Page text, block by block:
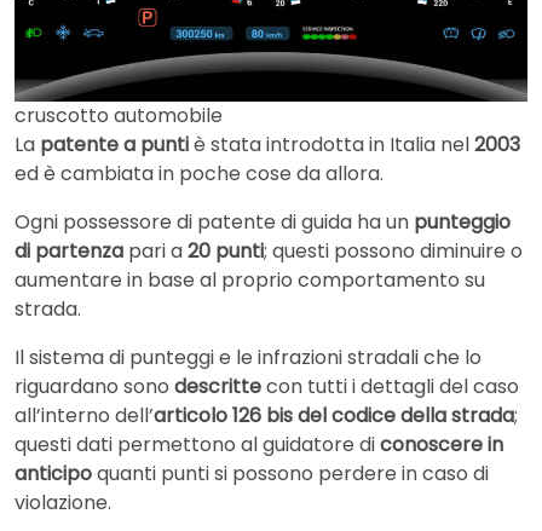
cruscotto automobile
La patente a puntiè stata introdotta in Italia nel2003
ed è cambiata in poche cose da allora.
Ogni possessore di patente di guida ha un punteggio
di partenza pari a20 punti; questi possono diminuire o
aumentare in base al proprio comportamento su
strada.
Il sistema di punteggi e le infrazioni stradali che lo
riguardano sono descrittecon tutti i dettagli del caso
all’interno dell’articolo 126 bis del codice della strada;
questi dati permettono al guidatore diconoscere in
anticipoquanti punti si possono perdere in caso di
violazione.